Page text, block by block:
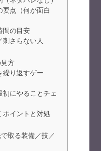
要点（何が面白
間の目安
さらない人
方
繰り返すゲー
にやることチェ
ポイントと対処
取る装備／技／